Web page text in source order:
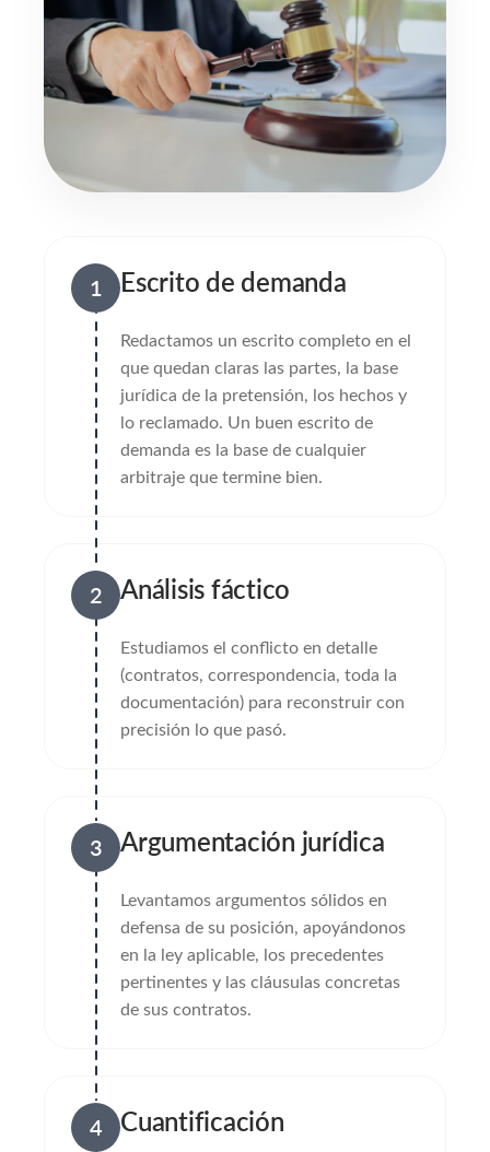
1 Escrito de demanda
Redactamos un escrito completo en el
que quedan claras las partes, la base
jurídica de la pretensión, los hechos y
lo reclamado. Un buen escrito de
demanda es la base de cualquier
arbitraje que termine bien.
2 Análisis fáctico
Estudiamos el conflicto en detalle
(contratos, correspondencia, toda la
documentación) para reconstruir con
precisión lo que pasó.
3 Argumentación jurídica
Levantamos argumentos sólidos en
defensa de su posición, apoyándonos
en la ley aplicable, los precedentes
pertinentes y las cláusulas concretas
de sus contratos.
4 Cuantificación